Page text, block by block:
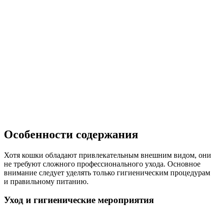
Особенности содержания
Хотя кошки обладают привлекательным внешним видом, они
не требуют сложного профессионального ухода. Основное
внимание следует уделять только гигиеническим процедурам
и правильному питанию.
Уход и гигиенические мероприятия